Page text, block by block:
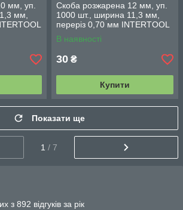
мм, уп.
мм,
Скоба розжарена 12 мм, уп.
1000 шт., ширина 11,3 мм,
переріз 0,70 мм INTERTOOL
RT-0132
В наявності
30 ₴
Купити
Показати ще
1 / 7
з 892 відгуків за рік